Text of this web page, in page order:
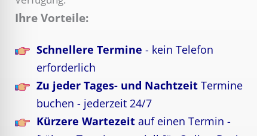
Ihre Vorteile:
Schnellere Termine- kein Telefon
erforderlich
Zu jeder Tages- und Nachtzeit Termine
buchen - jederzeit 24/7
Kürzere Wartezeit auf einen Termin -